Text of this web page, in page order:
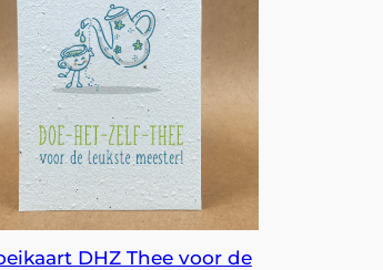
DHZ Thee voor de